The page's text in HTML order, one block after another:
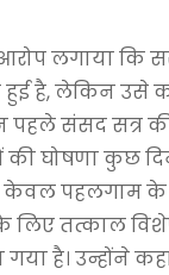
लगाया
है, लेकिन उसे
संसद सत्र की
की घोषणा कुछ
केवल
तत्काल विशेष
है। उन्होंने